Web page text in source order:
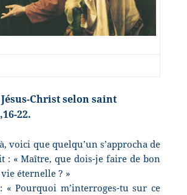
Christ selon saint
22.
voici que quelqu’un s’approcha de
: « Maître, que dois-je faire de bon
éternelle ? »
« Pourquoi m’interroges-tu sur ce